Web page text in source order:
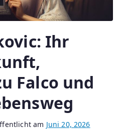
Ihr
Falco und
am Juni 20, 2026